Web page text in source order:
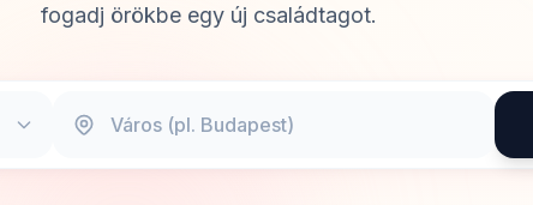
fogadj örökbe egy új családtagot.